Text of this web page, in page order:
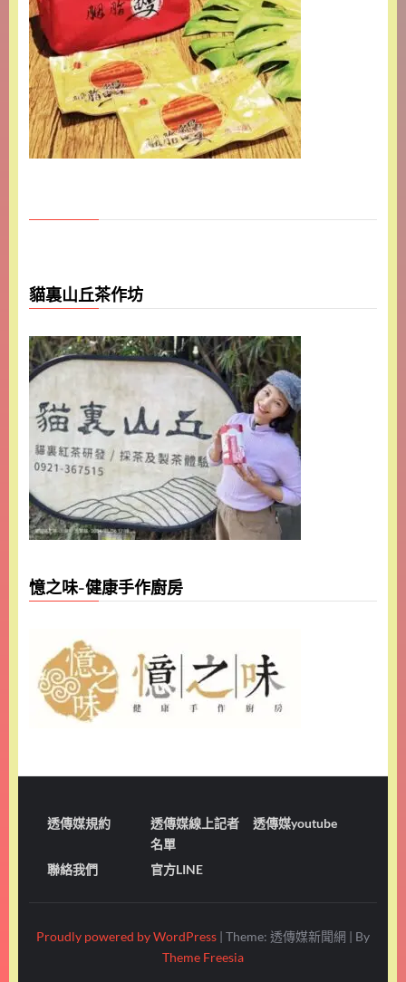
貓裏山丘茶作坊
憶之味-健康手作廚房
透傳媒規約
透傳媒線上記者
名單
透傳媒youtube
聯絡我們 官方LINE
Proudly powered by WordPress | Theme: 透傳媒新聞網 | By
Theme Freesia